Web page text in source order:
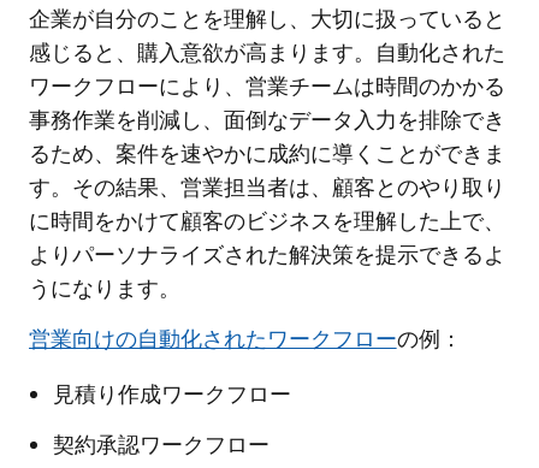
企業が自分のことを理解し、大切に扱っていると
感じると、購入意欲が高まります。自動化された
ワークフローにより、営業チームは時間のかかる
事務作業を削減し、面倒なデータ入力を排除でき
るため、案件を速やかに成約に導くことができま
す。その結果、営業担当者は、顧客とのやり取り
に時間をかけて顧客のビジネスを理解した上で、
よりパーソナライズされた解決策を提示できるよ
うになります。
営業向けの自動化されたワークフローの例：
見積り作成ワークフロー
契約承認ワークフロー